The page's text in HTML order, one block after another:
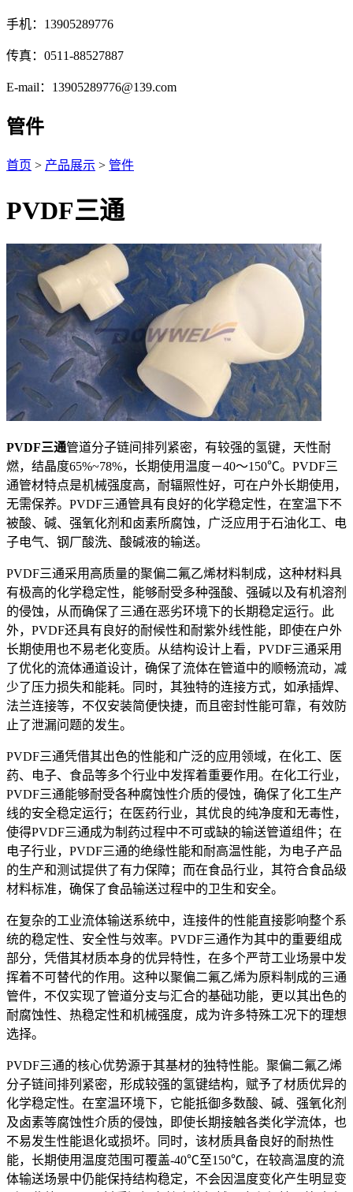
手机：13905289776
传真：0511-88527887
E-mail：13905289776@139.com
管件
首页 > 产品展示 > 管件
PVDF三通
PVDF三通管道分子链间排列紧密，有较强的氢键，天性耐
燃，结晶度65%~78%，长期使用温度－40～150℃。PVDF三
通管材特点是机械强度高，耐辐照性好，可在户外长期使用，
无需保养。PVDF三通管具有良好的化学稳定性，在室温下不
被酸、碱、强氧化剂和卤素所腐蚀，广泛应用于石油化工、电
子电气、钢厂酸洗、酸碱液的输送。
PVDF三通采用高质量的聚偏二氟乙烯材料制成，这种材料具
有极高的化学稳定性，能够耐受多种强酸、强碱以及有机溶剂
的侵蚀，从而确保了三通在恶劣环境下的长期稳定运行。此
外，PVDF还具有良好的耐候性和耐紫外线性能，即使在户外
长期使用也不易老化变质。从结构设计上看，PVDF三通采用
了优化的流体通道设计，确保了流体在管道中的顺畅流动，减
少了压力损失和能耗。同时，其独特的连接方式，如承插焊、
法兰连接等，不仅安装简便快捷，而且密封性能可靠，有效防
止了泄漏问题的发生。
PVDF三通凭借其出色的性能和广泛的应用领域，在化工、医
药、电子、食品等多个行业中发挥着重要作用。在化工行业，
PVDF三通能够耐受各种腐蚀性介质的侵蚀，确保了化工生产
线的安全稳定运行；在医药行业，其优良的纯净度和无毒性，
使得PVDF三通成为制药过程中不可或缺的输送管道组件；在
电子行业，PVDF三通的绝缘性能和耐高温性能，为电子产品
的生产和测试提供了有力保障；而在食品行业，其符合食品级
材料标准，确保了食品输送过程中的卫生和安全。
在复杂的工业流体输送系统中，连接件的性能直接影响整个系
统的稳定性、安全性与效率。PVDF三通作为其中的重要组成
部分，凭借其材质本身的优异特性，在多个严苛工业场景中发
挥着不可替代的作用。这种以聚偏二氟乙烯为原料制成的三通
管件，不仅实现了管道分支与汇合的基础功能，更以其出色的
耐腐蚀性、热稳定性和机械强度，成为许多特殊工况下的理想
选择。
PVDF三通的核心优势源于其基材的独特性能。聚偏二氟乙烯
分子链间排列紧密，形成较强的氢键结构，赋予了材质优异的
化学稳定性。在室温环境下，它能抵御多数酸、碱、强氧化剂
及卤素等腐蚀性介质的侵蚀，即使长期接触各类化学流体，也
不易发生性能退化或损坏。同时，该材质具备良好的耐热性
能，长期使用温度范围可覆盖-40℃至150℃，在较高温度的流
体输送场景中仍能保持结构稳定，不会因温度变化产生明显变